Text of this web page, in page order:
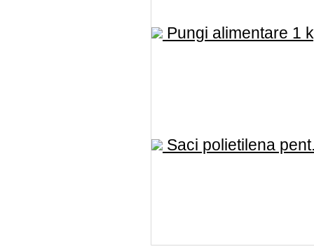
Pungi alimentare 1
Saci polietilena